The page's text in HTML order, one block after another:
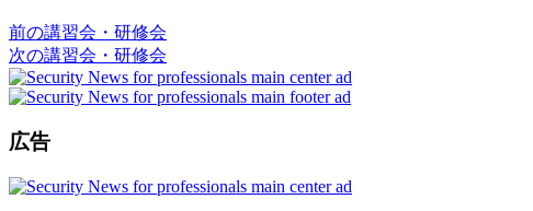
前の講習会・研修会
次の講習会・研修会
広告